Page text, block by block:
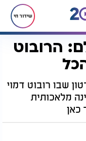
שידור חי
הרובוט
שבו רובוט דמוי
מלאכותית
כאן